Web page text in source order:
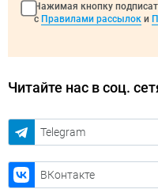
Нажимая кнопку
с Правилами рассылок и
Читайте нас в соц.
Telegram
ВКонтакте